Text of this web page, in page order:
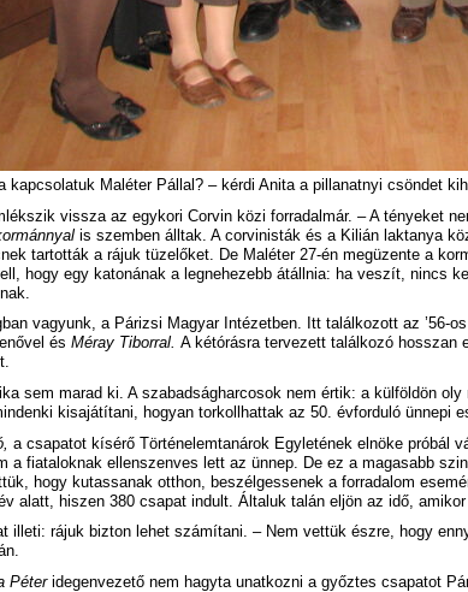
kapcsolatuk Maléter Pállal? – kérdi Anita a pillanatnyi csöndet
vissza az egykori Corvin közi forradalmár. – A tényeket
is szemben álltak. A corvinisták és a Kilián laktanya
tartották a rájuk tüzelőket. De Maléter 27-én megüzente a
hogy egy katonának a legnehezebb átállnia: ha veszít, nincs
vagyunk, a Párizsi Magyar Intézetben. Itt találkozott az ’56-
és Méray Tiborral. A kétórásra tervezett találkozó hosszan
sem marad ki. A szabadságharcosok nem értik: a külföldön
kisajátítani, hogyan torkollhattak az 50. évforduló ünnepi
a csapatot kísérő Történelemtanárok Egyletének elnöke próbál
a fiataloknak ellenszenves lett az ünnep. De ez a magasabb
hogy kutassanak otthon, beszélgessenek a forradalom
alatt, hiszen 380 csapat indult. Általuk talán eljön az idő, amikor
illeti: rájuk bizton lehet számítani. – Nem vettük észre, hogy
Péteridegenvezető nem hagyta unatkozni a győztes csapatot